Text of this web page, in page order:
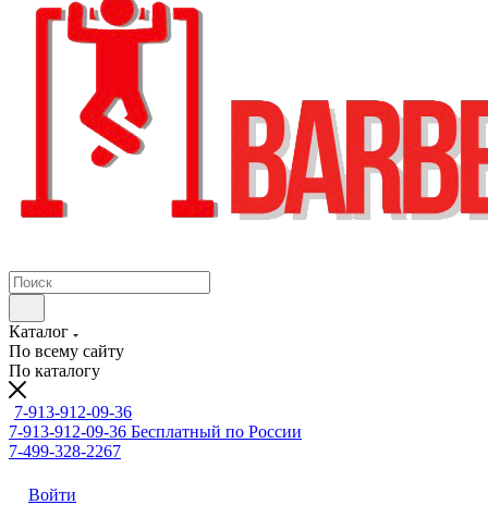
Каталог
По всему сайту
По каталогу
7-913-912-09-36
7-913-912-09-36 Бесплатный по России
7-499-328-2267
Войти